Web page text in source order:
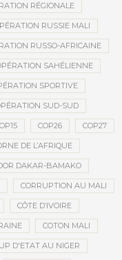
RÉGIONALE
RUSSIE MALI
RUSSO-AFRICAINE
SAHÉLIENNE
SPORTIVE
SUD-SUD
COP26 COP27
DE L’AFRIQUE
DAKAR-BAMAKO
CORRUPTION AU MALI
CÔTE D’IVOIRE
COTON MALI
D'ETAT AU NIGER